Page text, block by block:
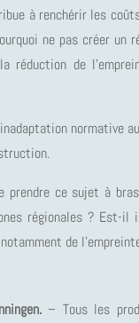
à renchérir les
ne pas créer un
réduction de
normative
ce sujet à
régionales ? Est-il
notamment de
– Tous les